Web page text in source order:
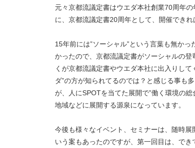
元々京都流議定書はウエダ本社創業70周年
に、京都流議定書20周年として、開催できれ
15年前には”ソーシャル”という言葉も無か
かったので、京都流議定書がソーシャルの
くが京都流議定書やウエダ本社に出入りし
ダ”の方が知られてるのでは？と感じる事も
が、人にSPOTを当てた展開で”働く環境の
地域などに展開する源泉になっています。
今後も様々なイベント、セミナーは、随時
いう案もあったのですが、第一回目は、で